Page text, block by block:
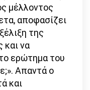
μέλλοντος
αποφασίζει
της
και να
ερώτημα του
Απαντά ο
και